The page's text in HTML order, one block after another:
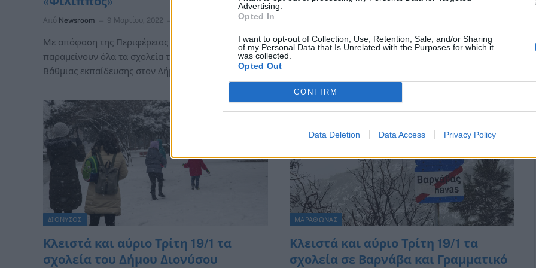
Advertising.
Opted In
I want to opt-out of Collection, Use, Retention, Sale, and/or Sharing
of my Personal Data that Is Unrelated with the Purposes for which it
was collected.
Opted Out
CONFIRM
Data Deletion Data Access Privacy Policy
Από Newsroom 9 Μαρτίου, 2022
Με απόφαση της Περιφέρειας Αττικής κλειστά θα
παραμείνουν όλα τα σχολεία της Α’ Βάθμιας και Β’
Βάθμιας εκπαίδευσης στον Δήμο…
Πατούλη, δεν θα λειτουργήσουν σήμερα…
ΔΙΟΝΥΣΟΣ
Κλειστά και αύριο Τρίτη 19/1 τα
σχολεία του Δήμου Διονύσου
ΜΑΡΑΘΩΝΑΣ
Κλειστά και αύριο Τρίτη 19/1 τα
σχολεία σε Βαρνάβα και Γραμματικό